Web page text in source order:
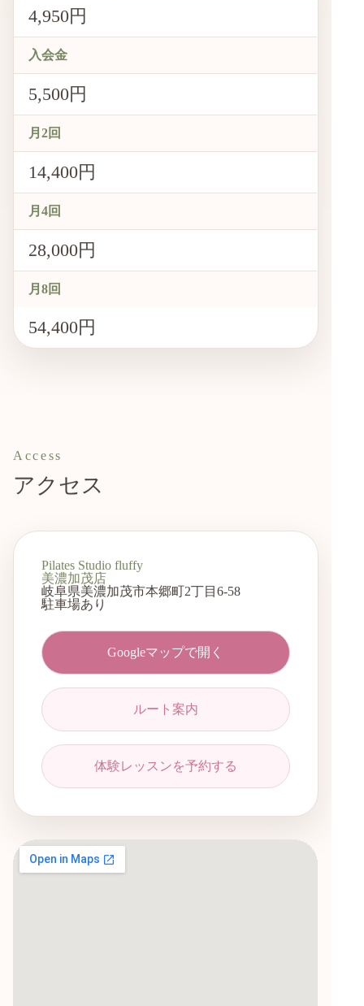
4,950円
入会金
5,500円
月2回
14,400円
月4回
28,000円
月8回
54,400円
Access
アクセス
Pilates Studio fluffy
美濃加茂店
岐阜県美濃加茂市本郷町2丁目6-58
駐車場あり
Googleマップで開く
ルート案内
体験レッスンを予約する